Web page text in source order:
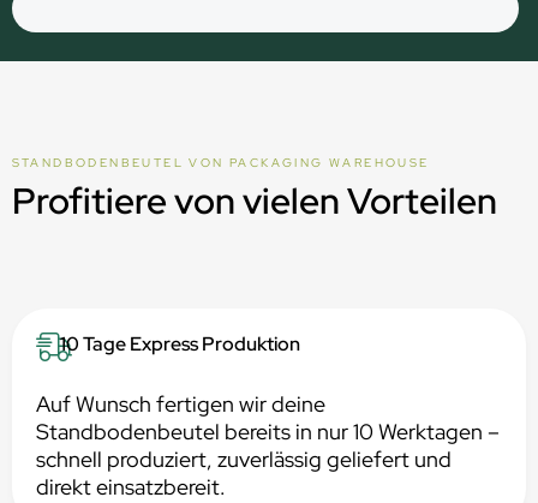
STANDBODENBEUTEL VON PACKAGING WAREHOUSE
Profitiere von vielen Vorteilen
10 Tage Express Produktion
Auf Wunsch fertigen wir deine
Standbodenbeutel bereits in nur 10 Werktagen –
schnell produziert, zuverlässig geliefert und
direkt einsatzbereit.